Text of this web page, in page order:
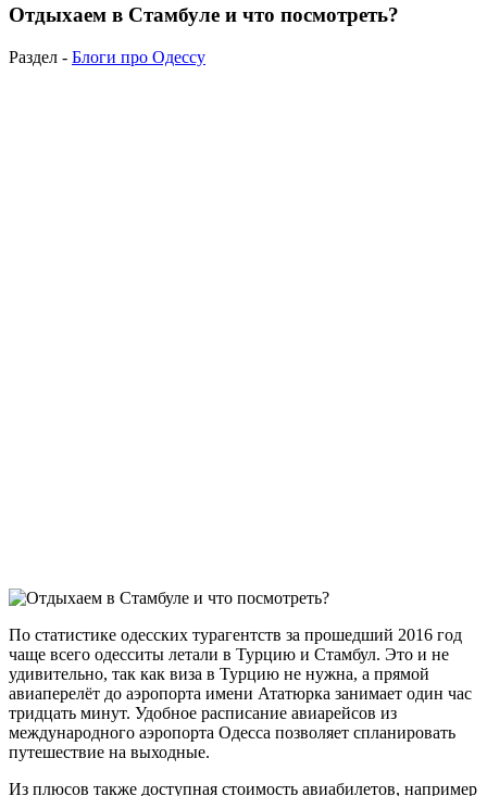
Отдыхаем в Стамбуле и что посмотреть?
Раздел - Блоги про Одессу
По статистике одесских турагентств за прошедший 2016 год
чаще всего одесситы летали в Турцию и Стамбул. Это и не
удивительно, так как виза в Турцию не нужна, а прямой
авиаперелёт до аэропорта имени Ататюрка занимает один час
тридцать минут. Удобное расписание авиарейсов из
международного аэропорта Одесса позволяет спланировать
путешествие на выходные.
Из плюсов также доступная стоимость авиабилетов, например